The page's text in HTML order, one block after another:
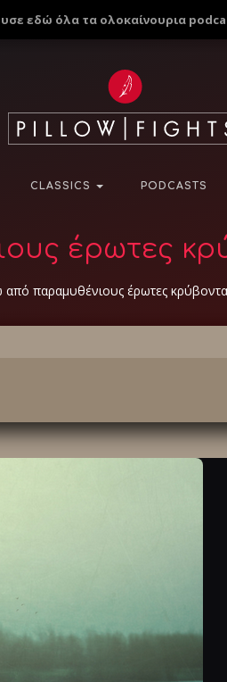
εδώ όλα τα ολοκαίνουρια
CLASSICS PODCASTS
έρωτες
από παραμυθένιους έρωτες